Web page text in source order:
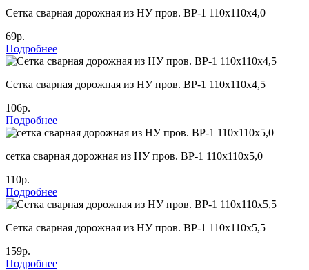
Cетка сварная дорожная из НУ пров. ВР-1 110х110х4,0
69р.
Подробнее
Cетка сварная дорожная из НУ пров. ВР-1 110х110х4,5
106р.
Подробнее
сетка сварная дорожная из НУ пров. ВР-1 110х110х5,0
110р.
Подробнее
Cетка сварная дорожная из НУ пров. ВР-1 110х110х5,5
159р.
Подробнее